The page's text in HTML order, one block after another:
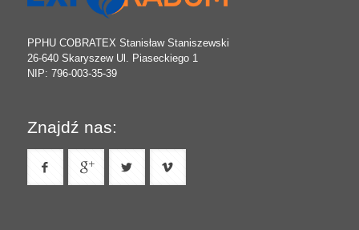
PPHU COBRATEX Stanisław Staniszewski
26-640 Skaryszew Ul. Piaseckiego 1
NIP: 796-003-35-39
Znajdź nas: